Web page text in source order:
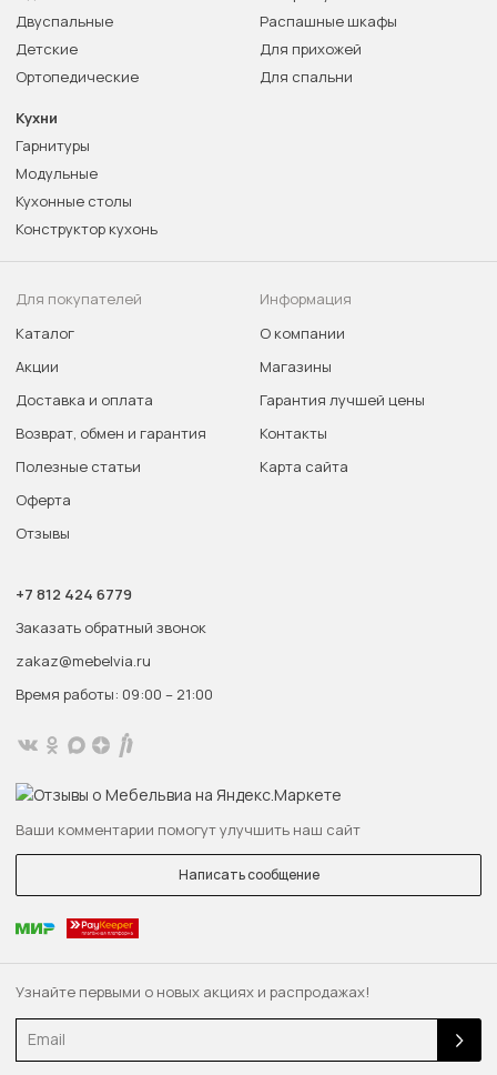
Узнайте первыми о новых акциях и распродажах!
Email
Двуспальные
Детские
Ортопедические
Распашные шкафы
Для прихожей
Для спальни
Кухни
Гарнитуры
Модульные
Кухонные столы
Конструктор кухонь
Для покупателей
Каталог
Акции
Доставка и оплата
Возврат, обмен и гарантия
Полезные статьи
Оферта
Отзывы
Информация
О компании
Магазины
Гарантия лучшей цены
Контакты
Карта сайта
+7 812 424 6779
Заказать обратный звонок
zakaz@mebelvia.ru
Время работы: 09:00 – 21:00
Ваши комментарии помогут улучшить наш сайт
Написать сообщение